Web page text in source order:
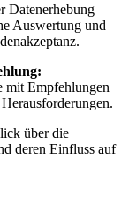
Datenerhebung
Auswertung und
mit Empfehlungen
über die
deren Einfluss auf